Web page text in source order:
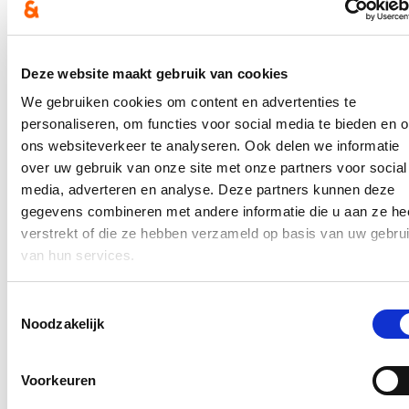
Deze website maakt gebruik van cookies
We gebruiken cookies om content en advertenties te
personaliseren, om functies voor social media te bieden en
ons websiteverkeer te analyseren. Ook delen we informatie
over uw gebruik van onze site met onze partners voor social
media, adverteren en analyse. Deze partners kunnen deze
gegevens combineren met andere informatie die u aan ze
verstrekt of die ze hebben verzameld op basis van uw
van hun services.
Noodzakelijk
Voorkeuren
Brugge
Het voorontwerp van het gemeentelijk ruimtelijk uitvoeringsplan
(RUP) Fort Lapin werd door het college goedgekeurd. Met dit RUP
willen we een nieuwe dynamiek brengen in Sint-Jozef en het
woonweefsel versterken. We doen dit zowel op vlak van groen,
mobiliteit als op woonkwaliteit.
Lees meer
BruggeRuimtelijke Ordening
behoud en beheer van het UNESCO Werelderfgoed Brugge dient